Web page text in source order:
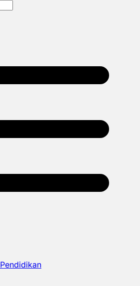
Pendidikan